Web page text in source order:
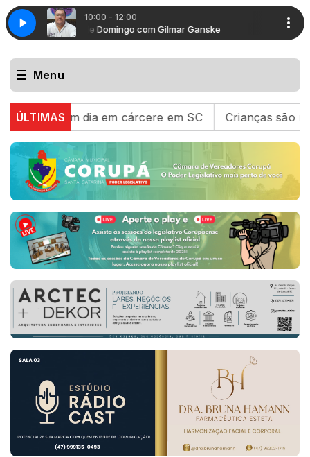
10:00 - 12:00
Show de Domingo com Gilmar Ganske Show de
Rola Bandas com Jair Wathier Rola
Menu
ÚLTIMAS
um dia em cárcere em SC Crianças são retiradas